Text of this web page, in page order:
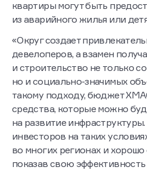
квартиры могут быть
из аварийного жилья или
«Округ создает
девелоперов, а взамен
и строительство не только
но и социально-значимых
такому подходу, бюджет
средства, которые можно
на развитие
инвесторов на таких
во многих регионах и
показав свою